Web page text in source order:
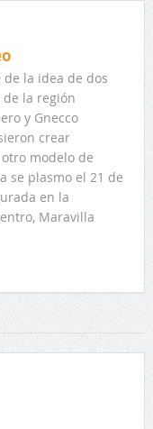
de la idea de dos
la región
y Gnecco
crear
modelo de
se plasmo el 21 de
en la
Maravilla